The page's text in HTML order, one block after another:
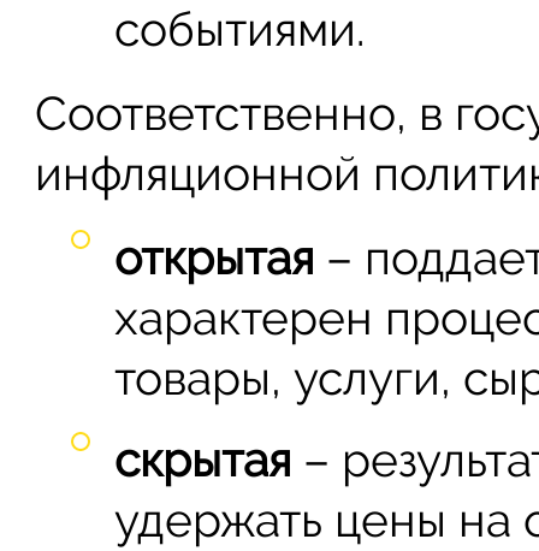
событиями.
Соответственно, в
инфляционной
открытая –
характерен
товары, услуги,
скрытая –
удержать цены на